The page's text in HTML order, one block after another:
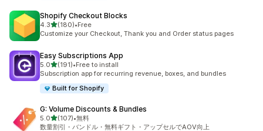
Shopify Checkout Blocks
4.35つ星中
(180)
合計レビュー数：180件
•Free
Customize your Checkout, Thank you and Order status pages
Easy Subscriptions App
5.05つ星中
(191)
合計レビュー数：191件
•Free to install
Subscription app for recurring revenue, boxes, and bundles
Built for Shopify
G: Volume Discounts & Bundles
5.05つ星中
(107)
合計レビュー数：107件
•無料
数量割引・バンドル・無料ギフト・アップセルでAOV向上